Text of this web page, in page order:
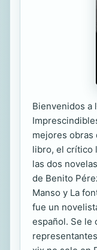
Bienvenidos a
mejores obras
libro, el crítico
las dos
de Benito
Manso y La
fue un
español. Se le